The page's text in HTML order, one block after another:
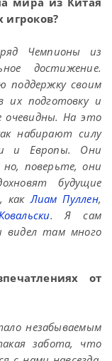
игроков?
Чемпионы из
достижение.
поддержку своим
их подготовку и
очевидны. На это
набирают силу
и Европы. Они
поверьте, они
будущие
какЛиам Пуллен,
. Я сам
видел там много
от
незабываемым
забота, что